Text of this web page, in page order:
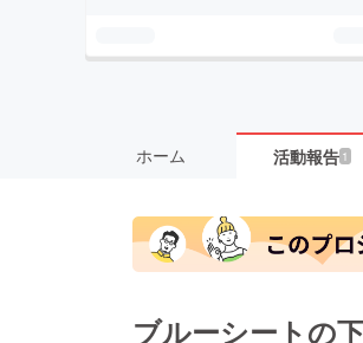
ホーム 活動報告 1
ブルーシートの